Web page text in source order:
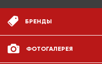
БРЕНДЫ
ФОТОГАЛЕРЕЯ